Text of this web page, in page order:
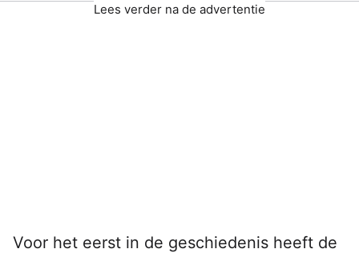
Lees verder na de advertentie
Voor het eerst in de geschiedenis heeft de